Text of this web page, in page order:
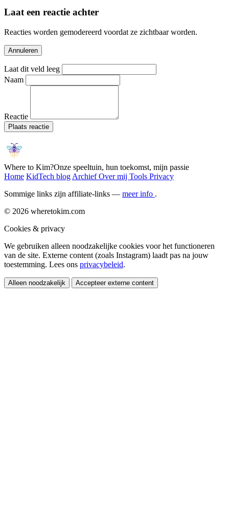
Laat een reactie achter
Reacties worden gemodereerd voordat ze zichtbaar worden.
Annuleren
Laat dit veld leeg
Naam
Reactie
Plaats reactie
Where to Kim?Onze speeltuin, hun toekomst, mijn passie
Home KidTech blog ArchiefOver mij Tools Privacy
Sommige links zijn affiliate-links — meer info .
© 2026 wheretokim.com
Cookies & privacy
We gebruiken alleen noodzakelijke cookies voor het functioneren
van de site. Externe content (zoals Instagram) laadt pas na jouw
toestemming. Lees ons privacybeleid.
Alleen noodzakelijk Accepteer externe content